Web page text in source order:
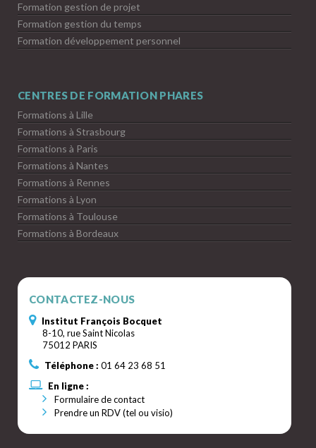
Formation gestion de projet
Formation gestion du temps
Formation développement personnel
CENTRES DE FORMATION PHARES
Formations à Lille
Formations à Strasbourg
Formations à Paris
Formations à Nantes
Formations à Rennes
Formations à Lyon
Formations à Toulouse
Formations à Bordeaux
CONTACTEZ-NOUS
Institut François Bocquet
8-10, rue Saint Nicolas
75012 PARIS
Téléphone : 01 64 23 68 51
En ligne :
Formulaire de contact
Prendre un RDV (tel ou visio)